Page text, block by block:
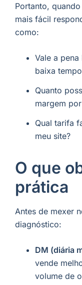
Portanto,
mais fácil
como:
Vale a
baixa
Quanto
margem
Qual tarifa
meu site?
O que
prática
Antes de mexer
diagnóstico:
DM (diária
vende
volume de